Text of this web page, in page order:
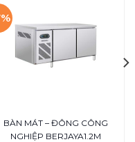
BÀN MÁT – ĐÔNG CÔNG
NGHIỆP BERJAYA1.2M